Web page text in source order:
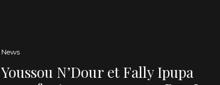
News
Youssou N’Dour et Fally Ipupa